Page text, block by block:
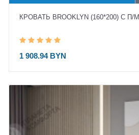
КРОВАТЬ BROOKLYN (160*200) С П/М
1 908.94 BYN